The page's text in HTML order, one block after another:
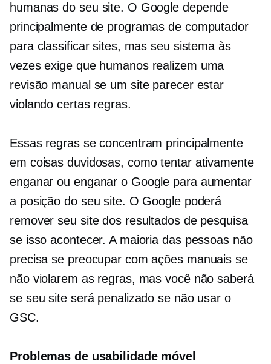
humanas do seu site. O Google depende
principalmente de programas de computador
para classificar sites, mas seu sistema às
vezes exige que humanos realizem uma
revisão manual se um site parecer estar
violando certas regras.
Essas regras se concentram principalmente
em coisas duvidosas, como tentar ativamente
enganar ou enganar o Google para aumentar
a posição do seu site. O Google poderá
remover seu site dos resultados de pesquisa
se isso acontecer. A maioria das pessoas não
precisa se preocupar com ações manuais se
não violarem as regras, mas você não saberá
se seu site será penalizado se não usar o
GSC.
Problemas de usabilidade móvel